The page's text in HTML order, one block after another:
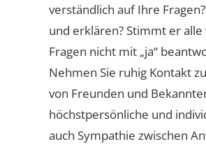
verständlich auf Ihre
und erklären? Stimmt er
Fragen nicht mit „ja“
Nehmen Sie ruhig Kontakt
von Freunden und
höchstpersönliche und
auch Sympathie zwischen